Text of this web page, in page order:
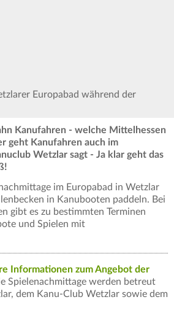
Europabad während der
Kanufahren - welche Mittelhessen
geht Kanufahren auch im
Wetzlar sagt - Ja klar geht das
im Europabad in Wetzlar
in Kanubooten paddeln. Bei
gibt es zu bestimmten Terminen
und Spielen mit
Informationen zum Angebot der
Spielenachmittage werden betreut
dem Kanu-Club Wetzlar sowie dem